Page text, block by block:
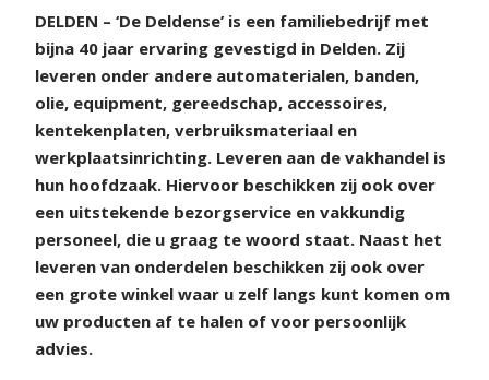
DELDEN – ‘De Deldense’ is een familiebedrijf met
bijna 40 jaar ervaring gevestigd in Delden. Zij
leveren onder andere automaterialen, banden,
olie, equipment, gereedschap, accessoires,
kentekenplaten, verbruiksmateriaal en
werkplaatsinrichting. Leveren aan de vakhandel is
hun hoofdzaak. Hiervoor beschikken zij ook over
een uitstekende bezorgservice en vakkundig
personeel, die u graag te woord staat. Naast het
leveren van onderdelen beschikken zij ook over
een grote winkel waar u zelf langs kunt komen om
uw producten af te halen of voor persoonlijk
advies.